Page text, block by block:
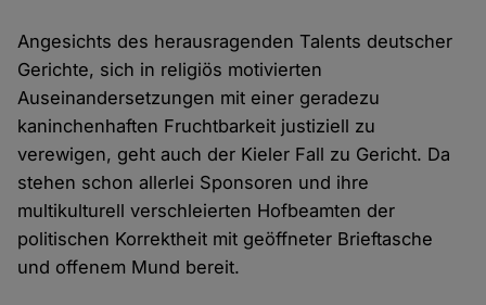
Angesichts des herausragenden Talents deutscher
Gerichte, sich in religiös motivierten
Auseinandersetzungen mit einer geradezu
kaninchenhaften Fruchtbarkeit justiziell zu
verewigen, geht auch der Kieler Fall zu Gericht. Da
stehen schon allerlei Sponsoren und ihre
multikulturell verschleierten Hofbeamten der
politischen Korrektheit mit geöffneter Brieftasche
und offenem Mund bereit.